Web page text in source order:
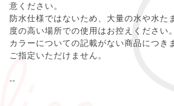
意ください。
防水仕様ではないため、大量の水や水た
度の高い場所での使用はお控えください。
カラーについての記載がない商品につき
ご指定いただけません。
--